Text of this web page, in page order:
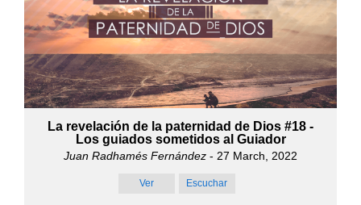
La revelación de la paternidad de Dios #18 -
Los guiados sometidos al Guiador
Juan Radhamés Fernández - 27 March, 2022
Ver Escuchar